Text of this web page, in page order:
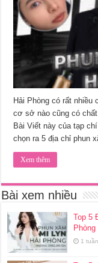
Hải Phòng có rất nhiều
cơ sở nào cũng có
Bài Viết này của tạp
chọn ra 5 địa chỉ phun
Xem thêm
Bài xem nhiều
Top 5
Phòng
1